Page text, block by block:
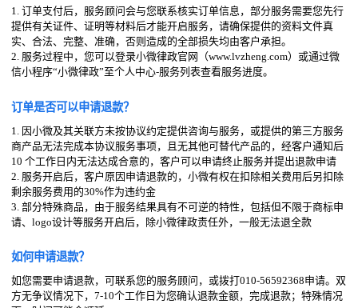
1. 订单支付后，服务顾问会与您联系核实订单信息，部分服务需要您先行
提供有关证件、证明等材料后才能开启服务，请确保提供的资料文件真
实、合法、完整、准确，否则造成的全部损失均由客户承担。
2. 服务过程中，您可以登录小微律政官网（www.lvzheng.com）或通过微
信小程序“小微律政”至个人中心-服务列表查看服务进度。
订单是否可以申请退款？
1. 因小微及其关联方未按协议约定提供咨询与服务，或提供的第三方服务
商产品无法完成本协议服务事项，且无其他可替代产品的，经客户通知后
10 个工作日内无法达成合意的，客户可以申请终止服务并提出退款申请
2. 服务开启后，客户原因申请退款的，小微有权在扣除相关费用后另扣除
剩余服务费用的30%作为违约金
3. 部分特殊商品，由于服务结果具有不可逆的特性，包括但不限于商标申
请、logo设计等服务开启后，除小微律政责任外，一般无法退全款
如何申请退款？
如您需要申请退款，可联系您的服务顾问，或拨打010-56592368申请。双
方无争议情况下，7-10个工作日为您确认退款金额，完成退款；特殊情况